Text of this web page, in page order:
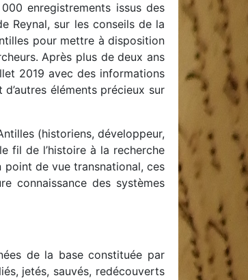
enregistrements issus des
Reynal, sur les conseils de la
pour mettre à disposition
Après plus de deux ans
2019 avec des informations
éléments précieux sur
(historiens, développeur,
fil de l’histoire à la recherche
point de vue transnational, ces
connaissance des systèmes
de la base constituée par
jetés, sauvés, redécouverts